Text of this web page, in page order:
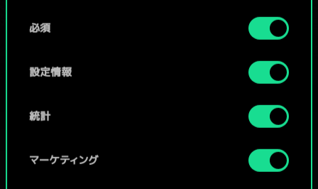
詳細は、下記の「設定」メニューでご確認ください。
必須
設定情報
統計
マーケティング